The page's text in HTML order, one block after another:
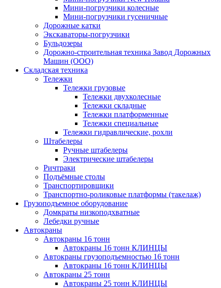
Мини-погрузчики колесные
Мини-погрузчики гусеничные
Дорожные катки
Экскаваторы-погрузчики
Бульдозеры
Дорожно-строительная техника Завод Дорожных
Машин (ООО)
Складская техника
Тележки
Тележки грузовые
Тележки двухколесные
Тележки складные
Тележки платформенные
Тележки специальные
Тележки гидравлические, рохли
Штабелеры
Ручные штабелеры
Электрические штабелеры
Ричтраки
Подъёмные столы
Транспортировщики
Транспортно-роликовые платформы (такелаж)
Грузоподъемное оборудование
Домкраты низкоподхватные
Лебедки ручные
Автокраны
Автокраны 16 тонн
Автокраны 16 тонн КЛИНЦЫ
Автокраны грузоподъемностью 16 тонн
Автокраны 16 тонн КЛИНЦЫ
Автокраны 25 тонн
Автокраны 25 тонн КЛИНЦЫ